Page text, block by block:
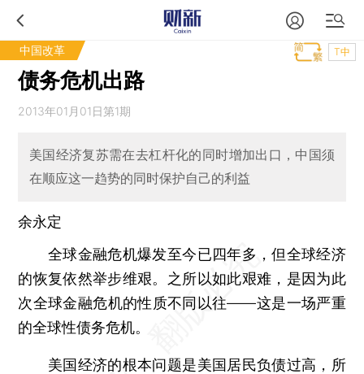
中国改革 T中
债务危机出路
2013年01月01日第1期
美国经济复苏需在去杠杆化的同时增加出口，中国须
在顺应这一趋势的同时保护自己的利益
余永定
全球金融危机爆发至今已四年多，但全球经济
的恢复依然举步维艰。之所以如此艰难，是因为此
次全球金融危机的性质不同以往——这是一场严重
的全球性债务危机。
美国经济的根本问题是美国居民负债过高，所